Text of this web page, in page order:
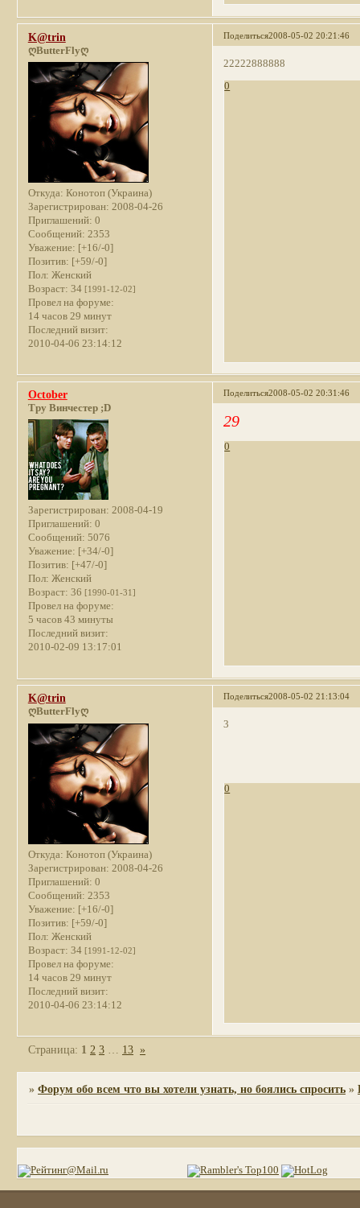
Поделиться2008-05-02 20:21:46
K@trin
ღButterFlyღ
Откуда: Конотоп (Украина)
Зарегистрирован: 2008-04-26
Приглашений: 0
Сообщений: 2353
Уважение: [+16/-0]
Позитив: [+59/-0]
Пол: Женский
Возраст: 34 [1991-12-02]
Провел на форуме:
14 часов 29 минут
Последний визит:
2010-04-06 23:14:12
22222888888
0
Поделиться2008-05-02 20:31:46
October
Тру Винчестер ;D
Зарегистрирован: 2008-04-19
Приглашений: 0
Сообщений: 5076
Уважение: [+34/-0]
Позитив: [+47/-0]
Пол: Женский
Возраст: 36 [1990-01-31]
Провел на форуме:
5 часов 43 минуты
Последний визит:
2010-02-09 13:17:01
29
0
Поделиться2008-05-02 21:13:04
K@trin
ღButterFlyღ
Откуда: Конотоп (Украина)
Зарегистрирован: 2008-04-26
Приглашений: 0
Сообщений: 2353
Уважение: [+16/-0]
Позитив: [+59/-0]
Пол: Женский
Возраст: 34 [1991-12-02]
Провел на форуме:
14 часов 29 минут
Последний визит:
2010-04-06 23:14:12
3
0
Страница: 1 2 3 13 »
»Форум обо всем что вы хотели узнать, но боялись спросить »